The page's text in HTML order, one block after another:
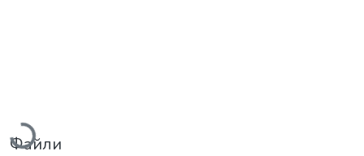
Вантажиться...
Файли